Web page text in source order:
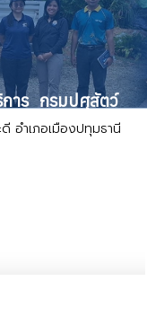
การ กรมปศุสัตว์
อำเภอเมืองปทุมธานี